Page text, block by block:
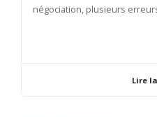
négociation, plusieurs
Lire